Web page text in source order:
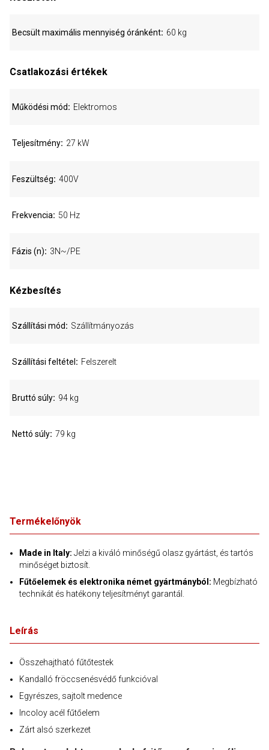
Termékelőnyök
Made in Italy: Jelzi a kiváló minőségű olasz gyártást, és tartós
minőséget biztosít.
Fűtőelemek és elektronika német gyártmányból: Megbízható
technikát és hatékony teljesítményt garantál.
Leírás
Összehajtható fűtőtestek
Kandalló fröccsenésvédő funkcióval
Egyrészes, sajtolt medence
Incoloy acél fűtőelem
Zárt alsó szerkezet
Becsült maximális mennyiség óránként 60 kg
Csatlakozási értékek
Működési mód Elektromos
Teljesítmény 27 kW
Feszültség 400V
Frekvencia 50 Hz
Fázis (n) 3N~/PE
Kézbesítés
Szállítási mód Szállítmányozás
Szállítási feltétel Felszerelt
Bruttó súly 94 kg
Nettó súly 79 kg